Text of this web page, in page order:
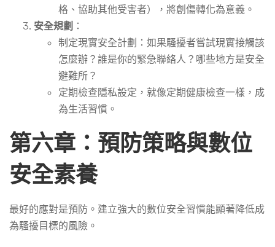
格、協助其他受害者），將創傷轉化為意義。
安全規劃 ：
制定現實安全計劃：如果騷擾者嘗試現實接觸該
怎麼辦？誰是你的緊急聯絡人？哪些地方是安全
避難所？
定期檢查隱私設定，就像定期健康檢查一樣，成
為生活習慣。
第六章：預防策略與數位
安全素養
最好的應對是預防。建立強大的數位安全習慣能顯著降低成
為騷擾目標的風險。